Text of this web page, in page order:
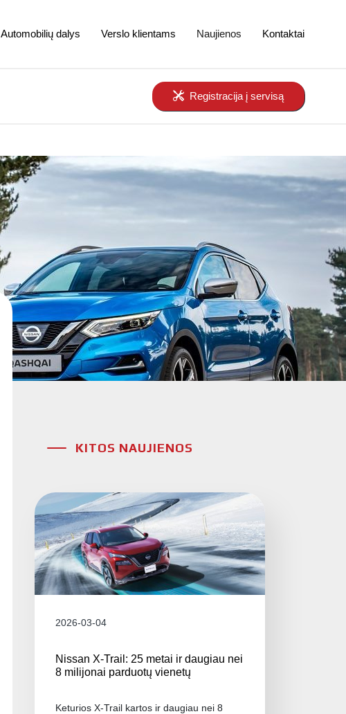
Automobilių dalys Verslo klientams Naujienos Kontaktai
Registracija į servisą
KITOS NAUJIENOS
2026-03-04
Nissan X-Trail: 25 metai ir daugiau nei
8 milijonai parduotų vienetų
Keturios X-Trail kartos ir daugiau nei 8